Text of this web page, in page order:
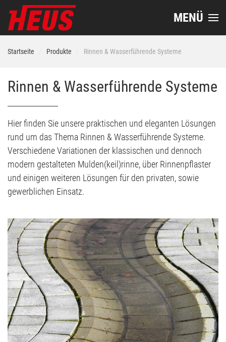
MENÜ
Startseite Produkte Rinnen & Wasserführende Systeme
Rinnen & Wasserführende Systeme
Hier finden Sie unsere praktischen und eleganten Lösungen
rund um das Thema Rinnen & Wasserführende Systeme.
Verschiedene Variationen der klassischen und dennoch
modern gestalteten Mulden(keil)rinne, über Rinnenpflaster
und einigen weiteren Lösungen für den privaten, sowie
gewerblichen Einsatz.